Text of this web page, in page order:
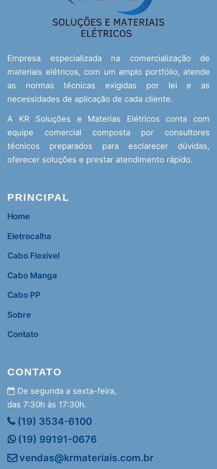
Empresa especializada na comercialização de
materiais elétricos, com um amplo portfólio, atende
as normas técnicas exigidas por lei e as
necessidades de aplicação de cada cliente.
A KR Soluções e Materias Elétricos conta com
equipe comercial composta por consultores
técnicos preparados para esclarecer dúvidas,
oferecer soluções e prestar atendimento rápido.
PRINCIPAL
Home
Eletrocalha
Cabo Flexível
Cabo Manga
Cabo PP
Sobre
Contato
CONTATO
De segunda a sexta-feira,
das 7:30h às 17:30h.
(19) 3534-6100
(19) 99191-0676
vendas@krmateriais.com.br